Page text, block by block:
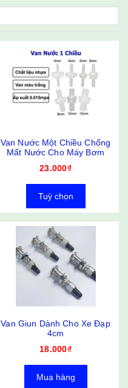
Van Nước Một Chiều Chống
Mất Nước Cho Máy Bơm
23.000₫
Tuỳ chọn
Van Giun Dành Cho Xe Đạp
4cm
18.000₫
Mua hàng